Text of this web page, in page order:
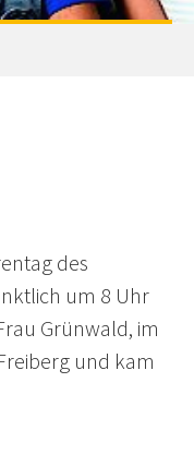
des
um 8 Uhr
Grünwald, im
und kam